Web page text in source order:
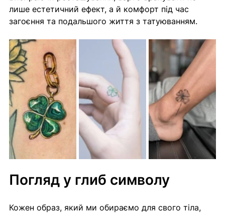
лише естетичний ефект, а й комфорт під час
загоєння та подальшого життя з татуюванням.
Погляд у глиб символу
Кожен образ, який ми обираємо для свого тіла,